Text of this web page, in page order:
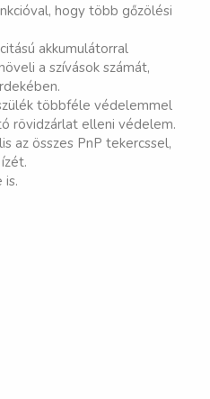
hogy több gőzölési
akkumulátorral
a szívások számát,
többféle védelemmel
rövidzárlat elleni védelem.
az összes PnP tekercssel,
is.